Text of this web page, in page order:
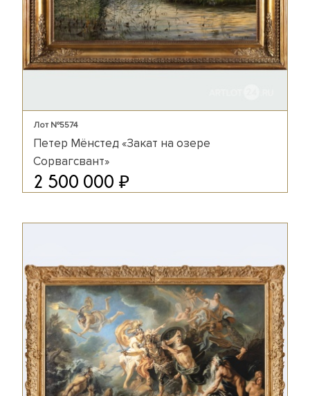
Лот №5574
Петер Мёнстед «Закат на озере
Сорвагсвант»
2 500 000 ₽